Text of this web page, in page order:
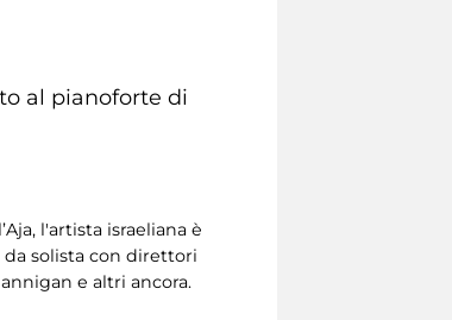
al pianoforte di
l'artista israeliana è
da solista con direttori
e altri ancora.